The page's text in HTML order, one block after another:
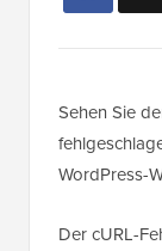
Sehen Sie
WordPress-
Der cURL-